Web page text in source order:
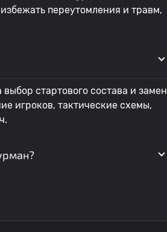
переутомления и травм,
стартового состава и замен
игроков, тактические схемы,